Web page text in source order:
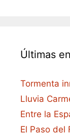
Últimas
Tormenta
Lluvia
Entre la
El Paso del